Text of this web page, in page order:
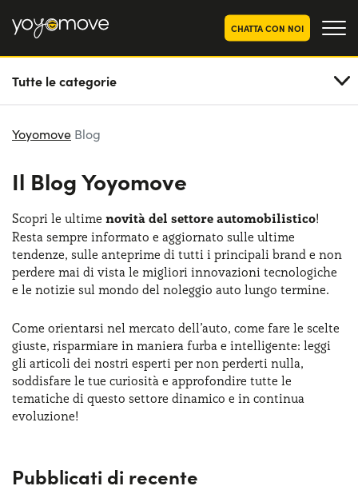
CHATTA CON NOI
OFFERTE NOLEGGIO
OFFERTE NOLEGGIO
AUTO USATE
CHI SIAMO
La nostra storia
Lavora con noi
COME FUNZIONA
PERCHÉ CONVIENE
Serve assistenza? 800595799
Tutte le categorie
Yoyomove Blog
Il Blog Yoyomove
Scopri le ultime novità del settore automobilistico!
Resta sempre informato e aggiornato sulle ultime
tendenze, sulle anteprime di tutti i principali brand e non
perdere mai di vista le migliori innovazioni tecnologiche
e le notizie sul mondo del noleggio auto lungo termine.
Come orientarsi nel mercato dell’auto, come fare le scelte
giuste, risparmiare in maniera furba e intelligente: leggi
gli articoli dei nostri esperti per non perderti nulla,
soddisfare le tue curiosità e approfondire tutte le
tematiche di questo settore dinamico e in continua
evoluzione!
Pubblicati di recente